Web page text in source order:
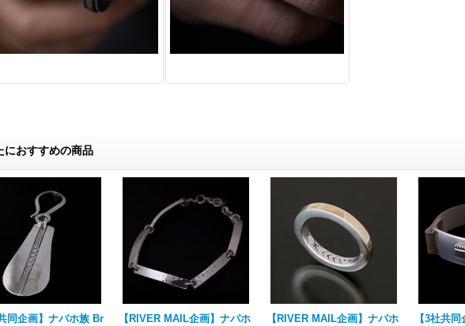
におすすめの商品
同企画】ナバホ族 Br
【RIVER MAIL企画】ナバホ
【RIVER MAIL企画】ナバホ
【3社共